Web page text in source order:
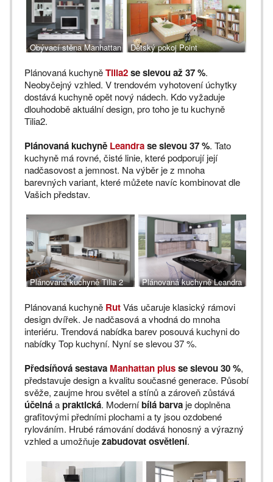
Obývací stěna Manhattan Dětský pokoj Point
Plánovaná kuchyněTilia2se slevou až 37 %.
Neobyčejný vzhled. V trendovém vyhotovení úchytky
dostává kuchyně opět nový nádech. Kdo vyžaduje
dlouhodobě aktuální design, pro toho je tu kuchyně
Tilia2.
Plánovaná kuchyně Leandrase slevou 37 %. Tato
kuchyně má rovné, čisté linie, které podporují její
nadčasovost a jemnost. Na výběr je z mnoha
barevných variant, které můžete navíc kombinovat dle
Vašich představ.
Plánovaná kuchyně Tilia 2 Plánovaná kuchyně Leandra
Plánovaná kuchyně RutVás učaruje klasický rámovi
design dvířek. Je nadčasová a vhodná do mnoha
interiéru. Trendová nabídka barev posouvá kuchyni do
nabídky Top kuchyní. Nyní se slevou 37 %.
Předsíňová sestava Manhattan plusse slevou 30 %,
představuje design a kvalitu současné generace. Působí
svěže, zaujme hrou světel a stínů a zároveň zůstává
účelnáapraktická. Moderníbílá barva je doplněna
grafitovými předními plochami a ty jsou ozdobené
rylováním. Hrubé rámování dodává honosný a výrazný
vzhled a umožňujezabudovat osvětlení.